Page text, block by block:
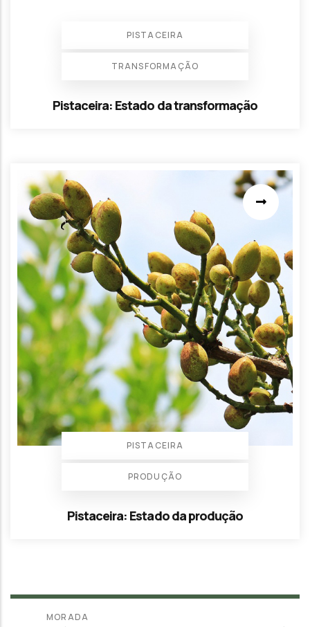
PISTACEIRA
TRANSFORMAÇÃO
Pistaceira: Estado da transformação
PISTACEIRA
PRODUÇÃO
Pistaceira: Estado da produção
MORADA